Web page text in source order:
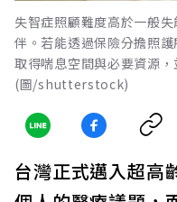
失智症照顧難度高於一般
伴。若能透過保險分擔照
取得喘息空間與必要資源
(圖/shutterstock)
台灣正式邁入超高